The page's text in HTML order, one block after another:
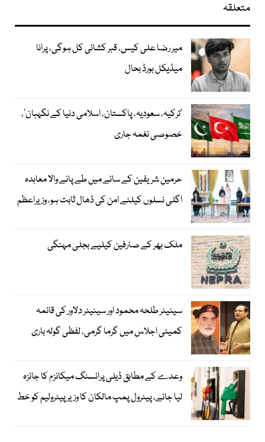
متعلقہ
میر رضا علی کیس، قبر کشائی کل ہوگی، پرانا
میڈیکل بورڈ بحال
‘ترکیہ، سعودیہ، پاکستان، اسلامی دنیا کے نگہبان’،
خصوصی نغمہ جاری
حرمین شریفین کے سائے میں طے پانے والا معاہدہ
اگلی نسلوں کیلئے امن کی ڈھال ثابت ہو، وزیراعظم
ملک بھر کے صارفین کیلیے بجلی مہنگی
سینیٹر طلحہ محمود اور سینیٹر دلاور کی قائمہ
کمیٹی اجلاس میں گرما گرمی، لفظی گولہ باری
وعدے کے مطابق ڈیلی پرائسنگ میکانزم کا جائزہ
لیا جائے، پیٹرول پمپ مالکان کا وزیرپیٹرولیم کو خط